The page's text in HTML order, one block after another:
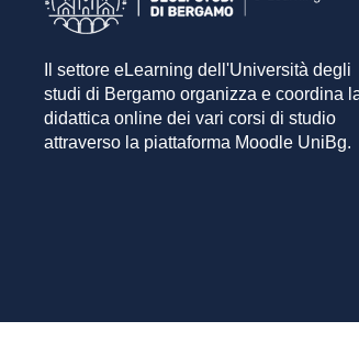
Il settore eLearning dell'Università degli
studi di Bergamo organizza e coordina
didattica online dei vari corsi di studio
attraverso la piattaforma Moodle UniBg.